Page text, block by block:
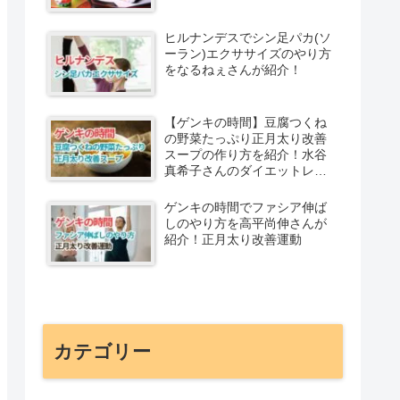
ヒルナンデスでシン足パカ(ソ
ーラン)エクササイズのやり方
をなるねぇさんが紹介！
【ゲンキの時間】豆腐つくね
の野菜たっぷり正月太り改善
スープの作り方を紹介！水谷
真希子さんのダイエットレシ
ゲンキの時間でファシア伸ば
しのやり方を高平尚伸さんが
紹介！正月太り改善運動
カテゴリー